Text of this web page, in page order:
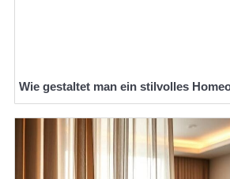
Wie gestaltet man ein stilvolles